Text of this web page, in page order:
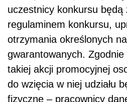
uczestnicy konkursu będą
regulaminem konkursu,
otrzymania określonych
gwarantowanych.
takiej akcji promocyjnej
do wzięcia w niej udziału
fizyczne – pracownicy